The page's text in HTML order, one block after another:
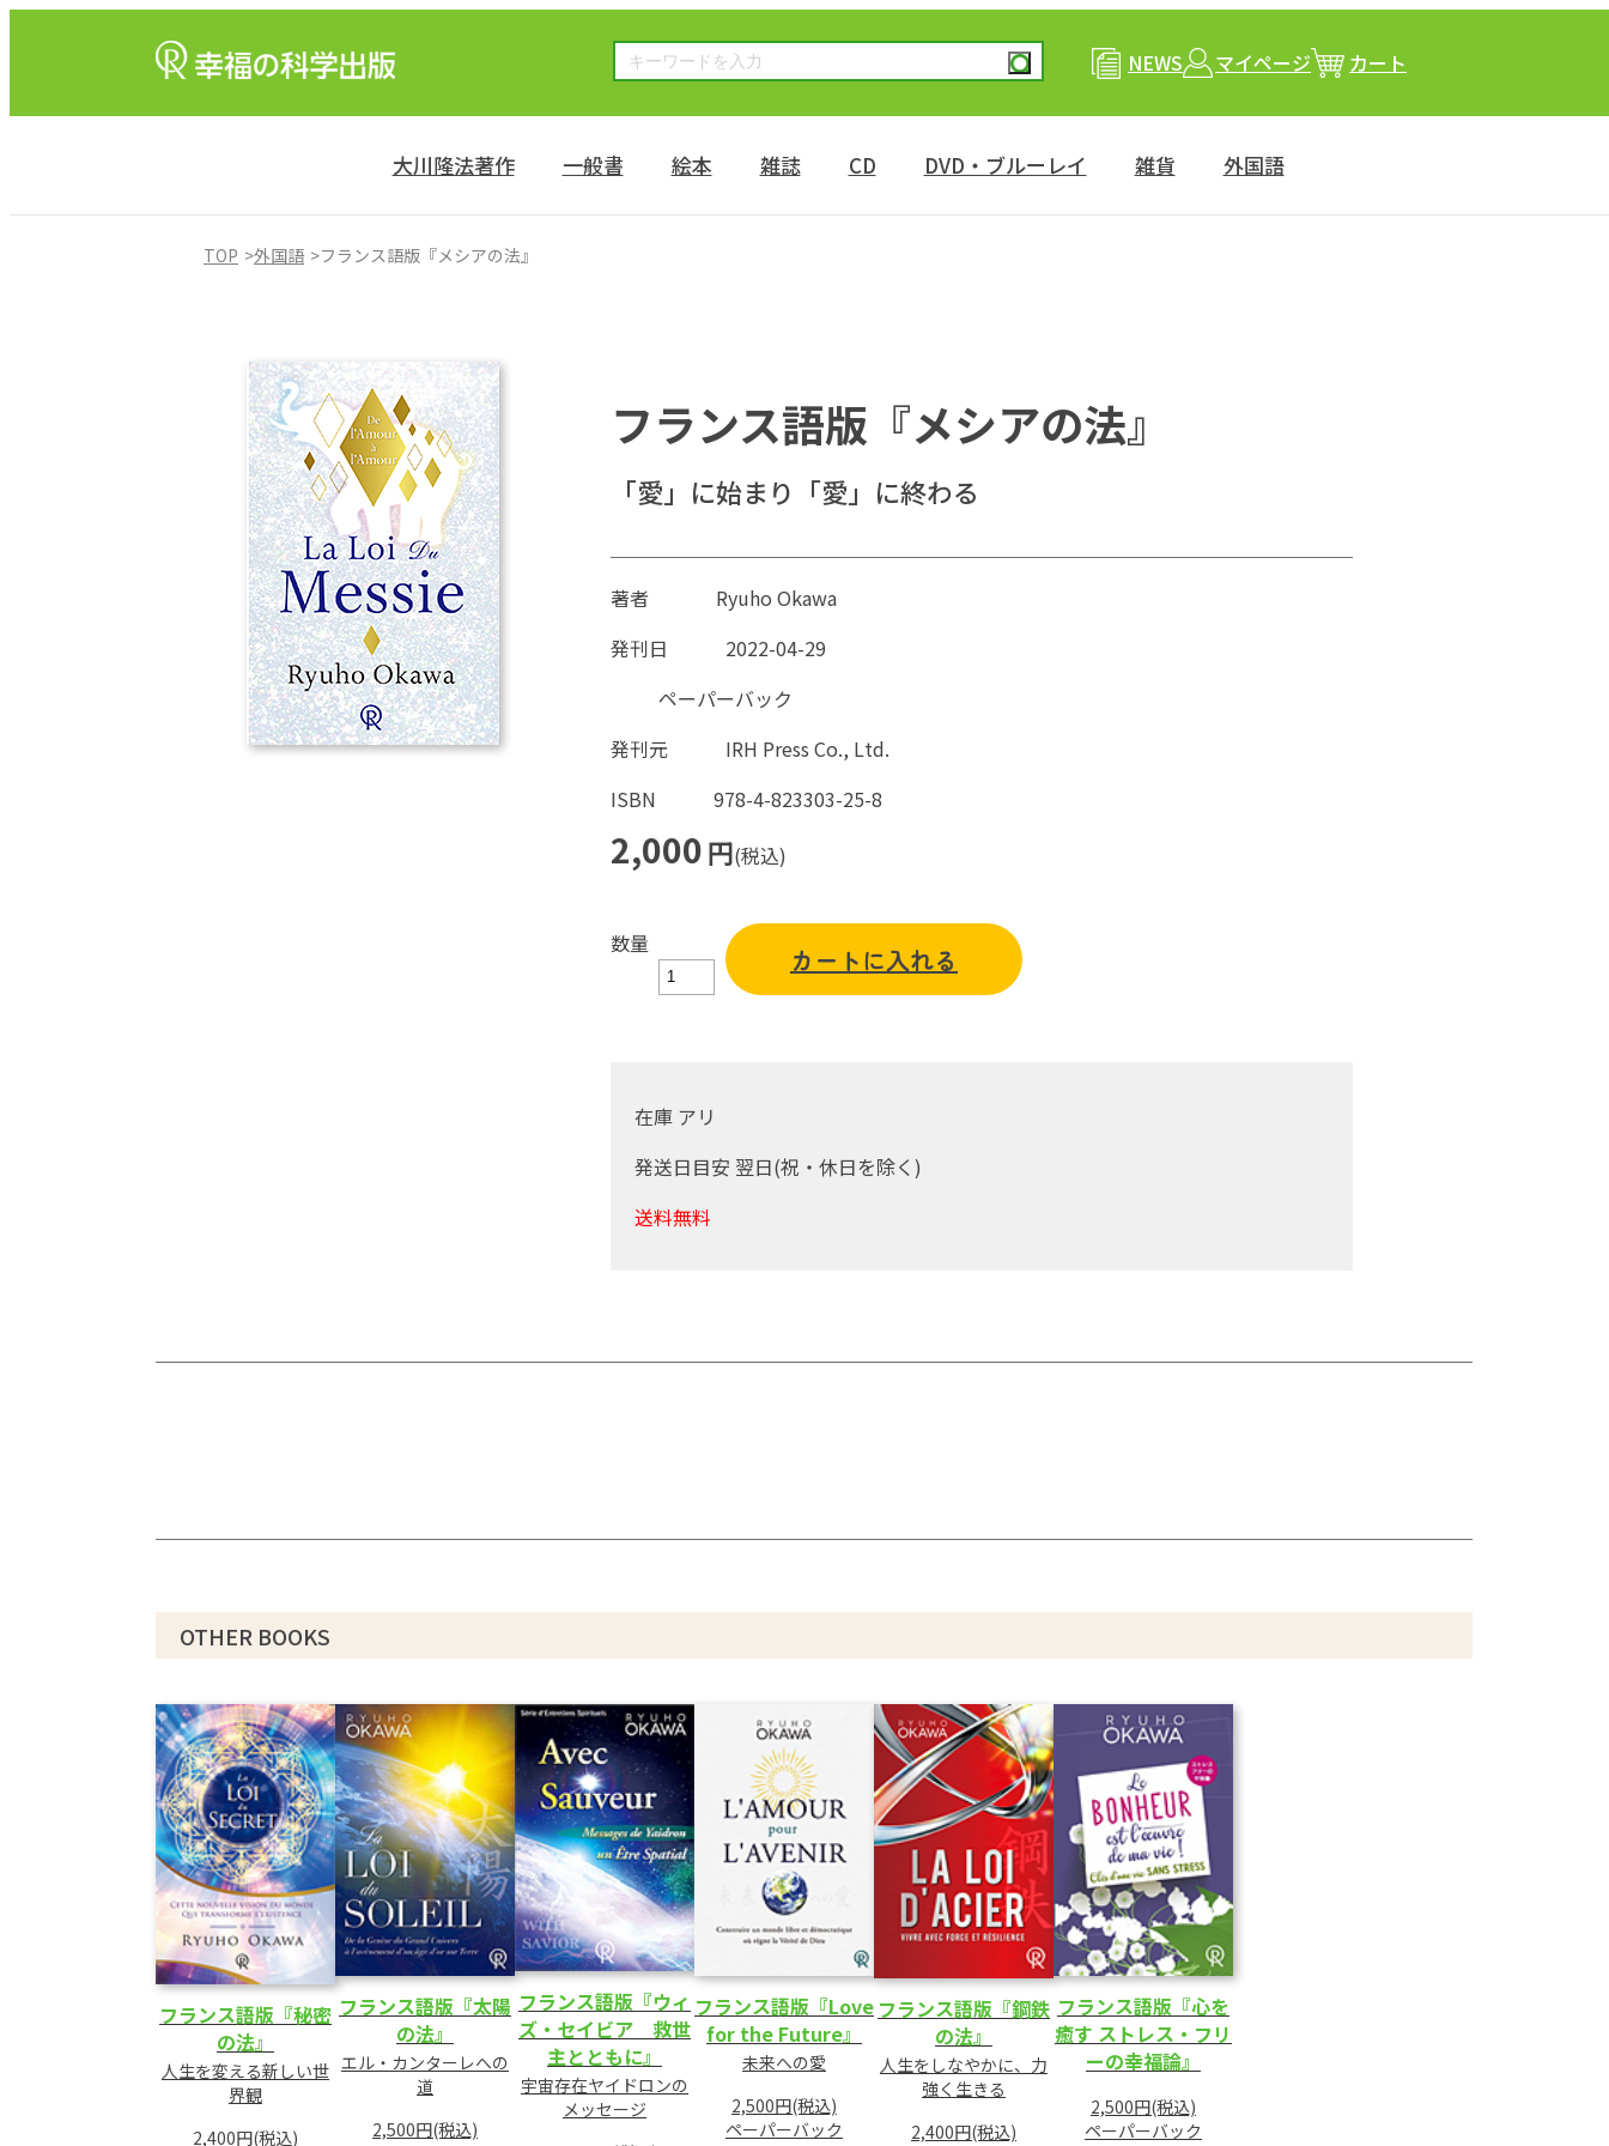
NEWS マイページ カート
大川隆法著作 一般書 絵本 雑誌 CD DVD・ブルーレイ 雑貨 外国語
TOP 外国語 フランス語版『メシアの法』
フランス語版『メシアの法』
「愛」に始まり「愛」に終わる
著者
Ryuho Okawa
発刊日
2022-04-29
ペーパーバック
発刊元
IRH Press Co., Ltd.
ISBN
978-4-823303-25-8
2,000円(税込)
数量
カートに入れる
在庫 アリ
発送日目安 翌日(祝・休日を除く)
送料無料
OTHER BOOKS
フランス語版『秘密
の法』
人生を変える新しい世
界観
2,400円(税込)
フランス語版『太陽
の法』
エル・カンターレへの
道
2,500円(税込)
フランス語版『ウィ
ズ・セイビア 救世
主とともに』
宇宙存在ヤイドロンの
メッセージ
フランス語版『Love
for the Future』
未来への愛
2,500円(税込)
ペーパーバック
フランス語版『鋼鉄
の法』
人生をしなやかに、力
強く生きる
2,400円(税込)
フランス語版『心を
癒す ストレス・フリ
ーの幸福論』
2,500円(税込)
ペーパーバック